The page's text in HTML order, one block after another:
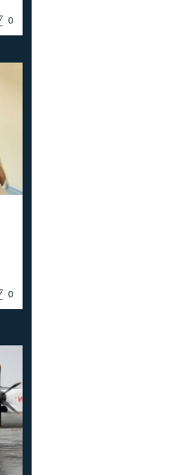
0
0